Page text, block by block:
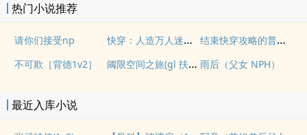
热门小说推荐
请你们接受np 快穿：人造万人迷NPH 结束快穿攻略的普女回到现实后
不可欺［背德1v2］ 阈限空间之旅(gl 扶她) 雨后（父女 NPH）
最近入库小说